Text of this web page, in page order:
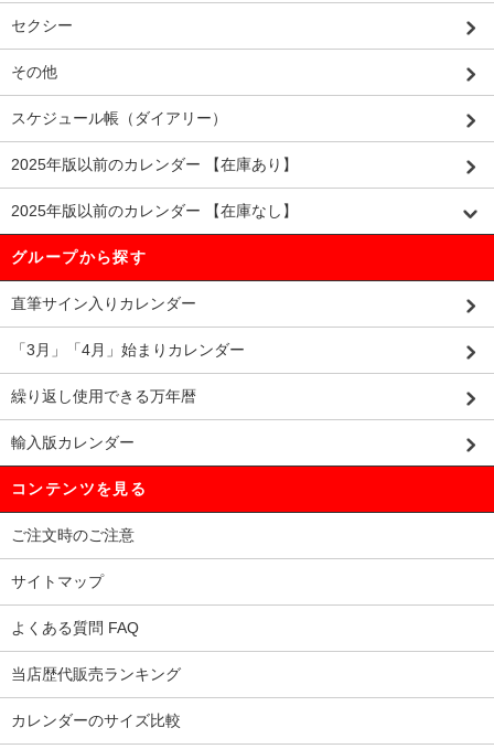
セクシー
その他
スケジュール帳（ダイアリー）
2025年版以前のカレンダー 【在庫あり】
2025年版以前のカレンダー 【在庫なし】
グループから探す
直筆サイン入りカレンダー
「3月」「4月」始まりカレンダー
繰り返し使用できる万年暦
輸入版カレンダー
コンテンツを見る
ご注文時のご注意
サイトマップ
よくある質問 FAQ
当店歴代販売ランキング
カレンダーのサイズ比較